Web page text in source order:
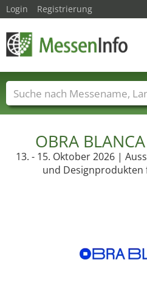
OBRA
13. - 15. Oktober 2026 |
und
Login Registrierung
Messenamen Länder